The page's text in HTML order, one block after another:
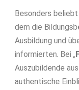
Besonders beliebt
dem die
Ausbildung und
informierten. Bei „
Auszubildende
authentische